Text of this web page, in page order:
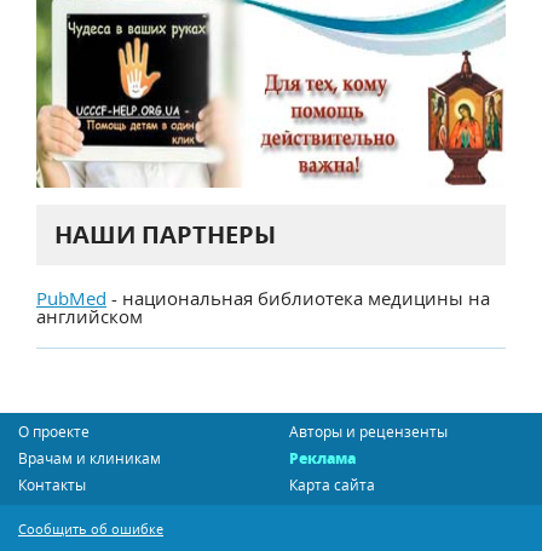
НАШИ ПАРТНЕРЫ
PubMed - национальная библиотека медицины на
английском
О проекте
Авторы и рецензенты
Врачам и клиникам
Реклама
Контакты
Карта сайта
Сообщить об ошибке